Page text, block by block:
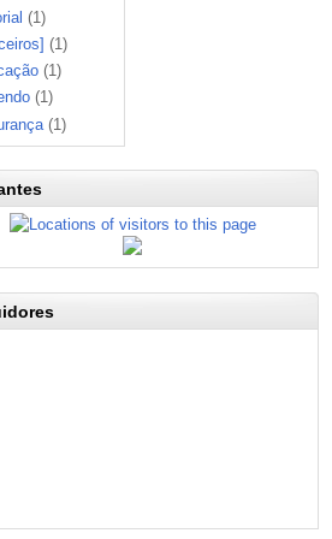
(1)
(1)
(1)
(1)
(1)